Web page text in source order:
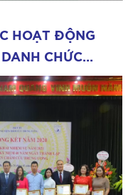
HOẠT ĐỘNG
CHỨC
SĨ Y HỌC